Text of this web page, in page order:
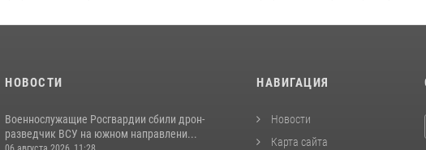
НОВОСТИ
Военнослужащие Росгвардии сбили дрон-
разведчик ВСУ на южном направлени...
НАВИГАЦИЯ
Новости
Карта сайта